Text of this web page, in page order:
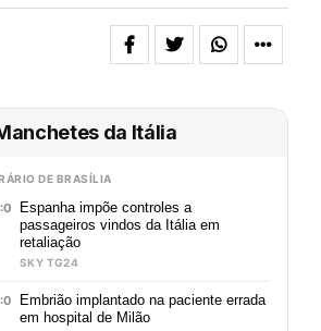
da Itália
DE BRASÍLIA
Espanha impõe controles a
passageiros vindos da Itália em
retaliação
SKY TG24
Embrião implantado na paciente errada
em hospital de Milão